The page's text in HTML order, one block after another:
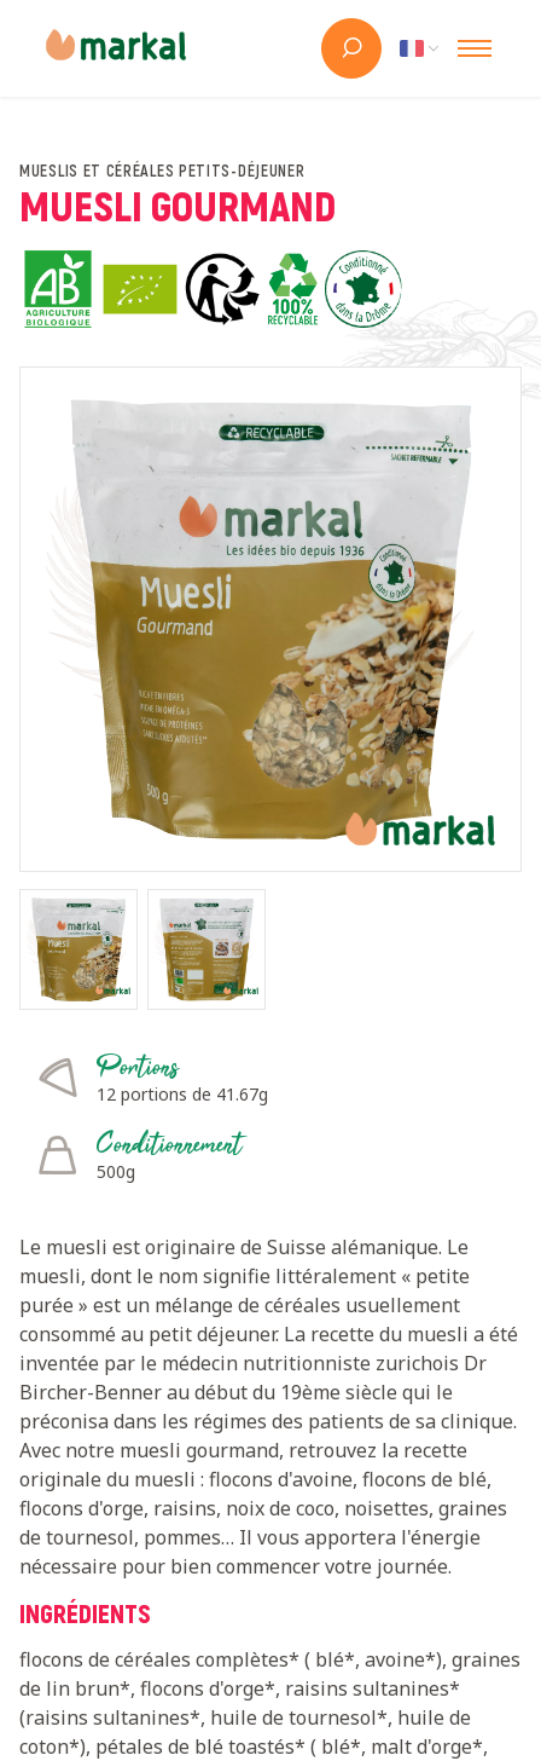
MUESLIS ET CÉRÉALES PETITS-DÉJEUNER
MUESLI GOURMAND
Portions
12 portions de 41.67g
Conditionnement
500g
Le muesli est originaire de Suisse alémanique. Le
muesli, dont le nom signifie littéralement « petite
purée » est un mélange de céréales usuellement
consommé au petit déjeuner. La recette du muesli a été
inventée par le médecin nutritionniste zurichois Dr
Bircher-Benner au début du 19ème siècle qui le
préconisa dans les régimes des patients de sa clinique.
Avec notre muesli gourmand, retrouvez la recette
originale du muesli : flocons d'avoine, flocons de blé,
flocons d'orge, raisins, noix de coco, noisettes, graines
de tournesol, pommes… Il vous apportera l'énergie
nécessaire pour bien commencer votre journée.
INGRÉDIENTS
flocons de céréales complètes* ( blé*, avoine*), graines
de lin brun*, flocons d'orge*, raisins sultanines*
(raisins sultanines*, huile de tournesol*, huile de
coton*), pétales de blé toastés* ( blé*, malt d'orge*,